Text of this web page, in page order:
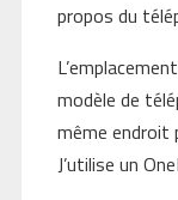
propos du
modèle de
même endroit
J’utilise un